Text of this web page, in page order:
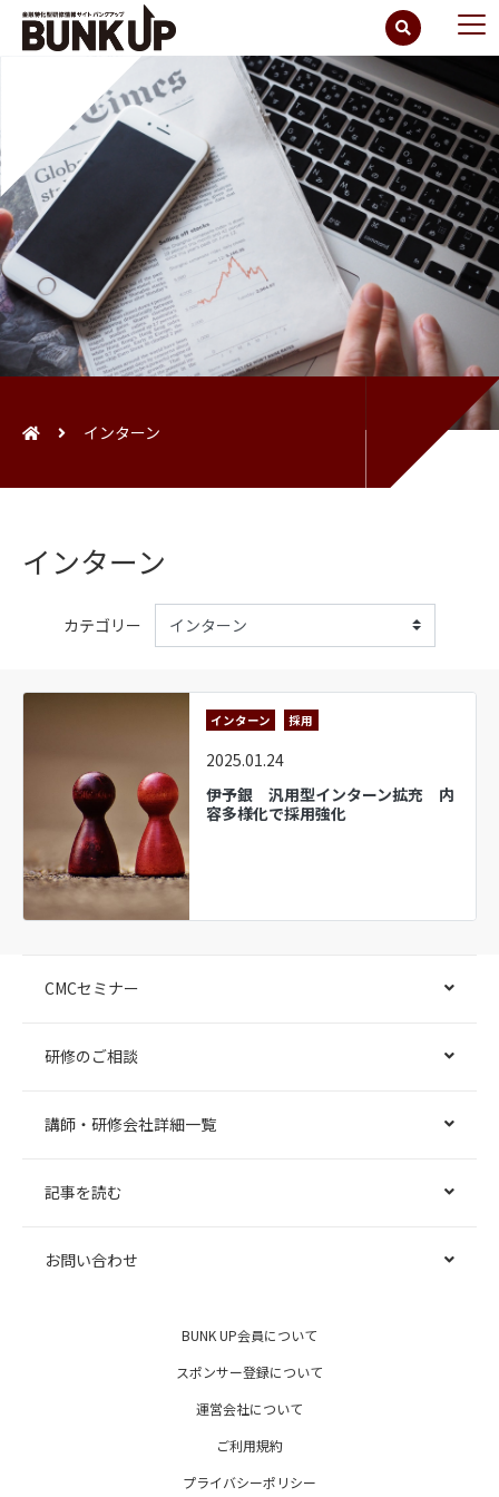
インターン
インターン
カテゴリー
インターン 採用
2025.01.24
伊予銀 汎用型インターン拡充 内
容多様化で採用強化
CMCセミナー
研修のご相談
講師・研修会社詳細一覧
記事を読む
お問い合わせ
BUNK UP会員について
スポンサー登録について
運営会社について
ご利用規約
プライバシーポリシー